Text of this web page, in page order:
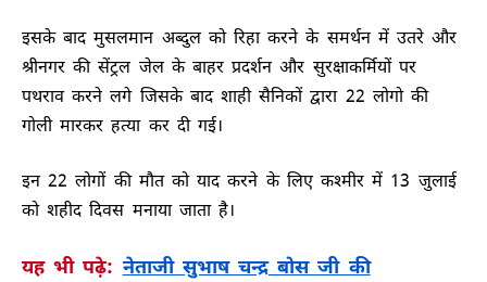
इसके बाद मुसलमान अब्दुल को रिहा करने के समर्थन में उतरे और
श्रीनगर की सेंट्रल जेल के बाहर प्रदर्शन और सुरक्षाकर्मियों पर
पथराव करने लगे जिसके बाद शाही सैनिकों द्वारा 22 लोगो की
गोली मारकर हत्या कर दी गई।
इन 22 लोगों की मौत को याद करने के लिए कश्मीर में 13 जुलाई
को शहीद दिवस मनाया जाता है।
यह भी पढ़े: नेताजी सुभाष चन्द्र बोस जी की